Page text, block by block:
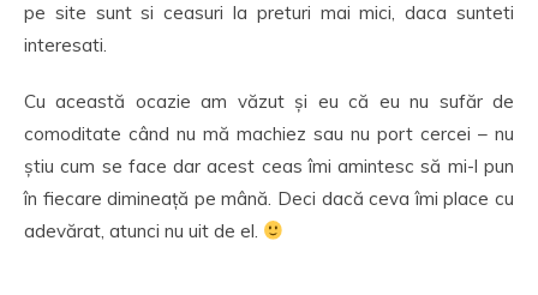
pe site sunt si ceasuri la preturi mai mici, daca sunteti
interesati.
Cu această ocazie am văzut și eu că eu nu sufăr de
comoditate când nu mă machiez sau nu port cercei – nu
știu cum se face dar acest ceas îmi amintesc să mi-l pun
în fiecare dimineață pe mână. Deci dacă ceva îmi place cu
adevărat, atunci nu uit de el.